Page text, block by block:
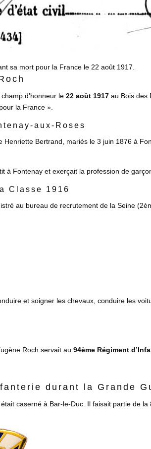
sa mort pour la France le 22 août 1917.
d’honneur le 22 août 1917 au Bois des
la France ».
aux-Roses
Henriette Bertrand, mariés le 3 juin 1876 à
à Fontenay et exerçait la profession de
Classe 1916
au bureau de recrutement de la Seine
et soigner les chevaux, conduire les
Roch servait au 94ème Régiment
durant la Grande
caserné à Bar-le-Duc. Il faisait partie de